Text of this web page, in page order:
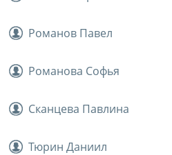
Романов Павел
Романова Софья
Сканцева Павлина
Тюрин Даниил